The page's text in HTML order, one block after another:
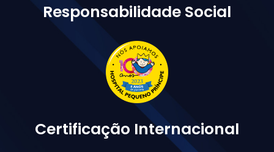
Responsabilidade Social
Certificação Internacional